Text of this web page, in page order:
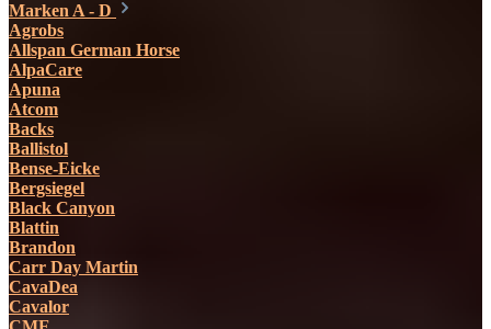
Marken A - D
Agrobs
Allspan German Horse
AlpaCare
Apuna
Atcom
Backs
Ballistol
Bense-Eicke
Bergsiegel
Black Canyon
Blattin
Brandon
Carr Day Martin
CavaDea
Cavalor